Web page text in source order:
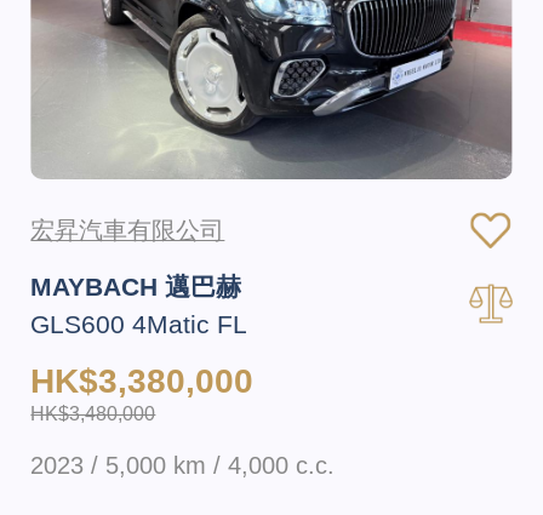
宏昇汽車有限公司
MAYBACH 邁巴赫
GLS600 4Matic FL
HK$3,380,000
HK$3,480,000
2023 / 5,000 km / 4,000 c.c.